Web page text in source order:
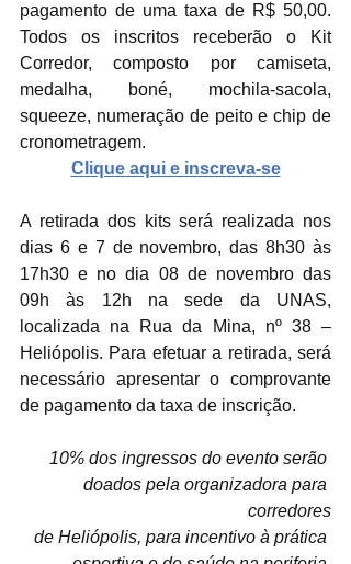
pagamento de uma taxa de R$ 50,00.
Todos os inscritos receberão o Kit
Corredor, composto por camiseta,
medalha, boné, mochila-sacola,
squeeze, numeração de peito e chip de
cronometragem.
Clique aqui e inscreva-se
A retirada dos kits será realizada nos
dias 6 e 7 de novembro, das 8h30 às
17h30 e no dia 08 de novembro das
09h às 12h na sede da UNAS,
localizada na Rua da Mina, nº 38 –
Heliópolis. Para efetuar a retirada, será
necessário apresentar o comprovante
de pagamento da taxa de inscrição.
10% dos ingressos do evento serão
doados pela organizadora para
corredores
de Heliópolis, para incentivo à prática